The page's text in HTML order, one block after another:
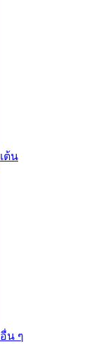
เต้น
อื่น ๆ